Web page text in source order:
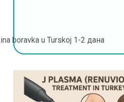
boravka u Turskoj 1-2 дана